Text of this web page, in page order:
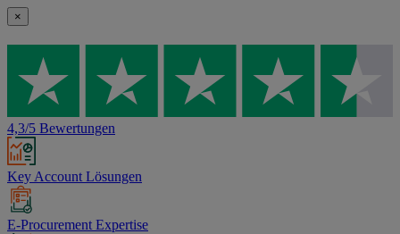
×
4,3/5 Bewertungen
Key Account Lösungen
E-Procurement Expertise